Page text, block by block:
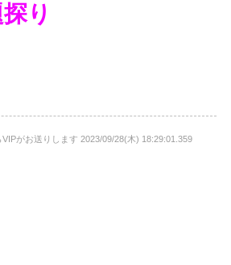
り
VIPがお送りします 2023/09/28(木) 18:29:01.359